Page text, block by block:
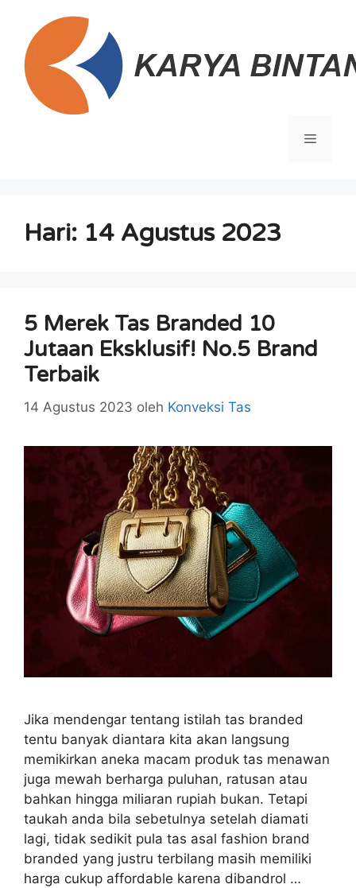
Menu
Hari: 14 Agustus 2023
5 Merek Tas Branded 10
Jutaan Eksklusif! No.5 Brand
Terbaik
14 Agustus 2023 oleh Konveksi Tas
Jika mendengar tentang istilah tas branded
tentu banyak diantara kita akan langsung
memikirkan aneka macam produk tas menawan
juga mewah berharga puluhan, ratusan atau
bahkan hingga miliaran rupiah bukan. Tetapi
taukah anda bila sebetulnya setelah diamati
lagi, tidak sedikit pula tas asal fashion brand
branded yang justru terbilang masih memiliki
harga cukup affordable karena dibandrol …